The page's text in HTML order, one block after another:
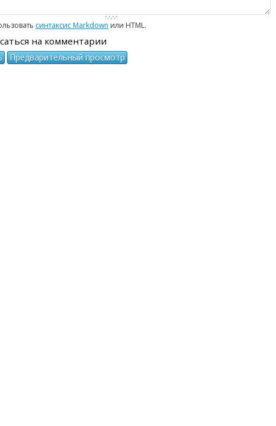
синтаксис Markdown или HTML.
на комментарии